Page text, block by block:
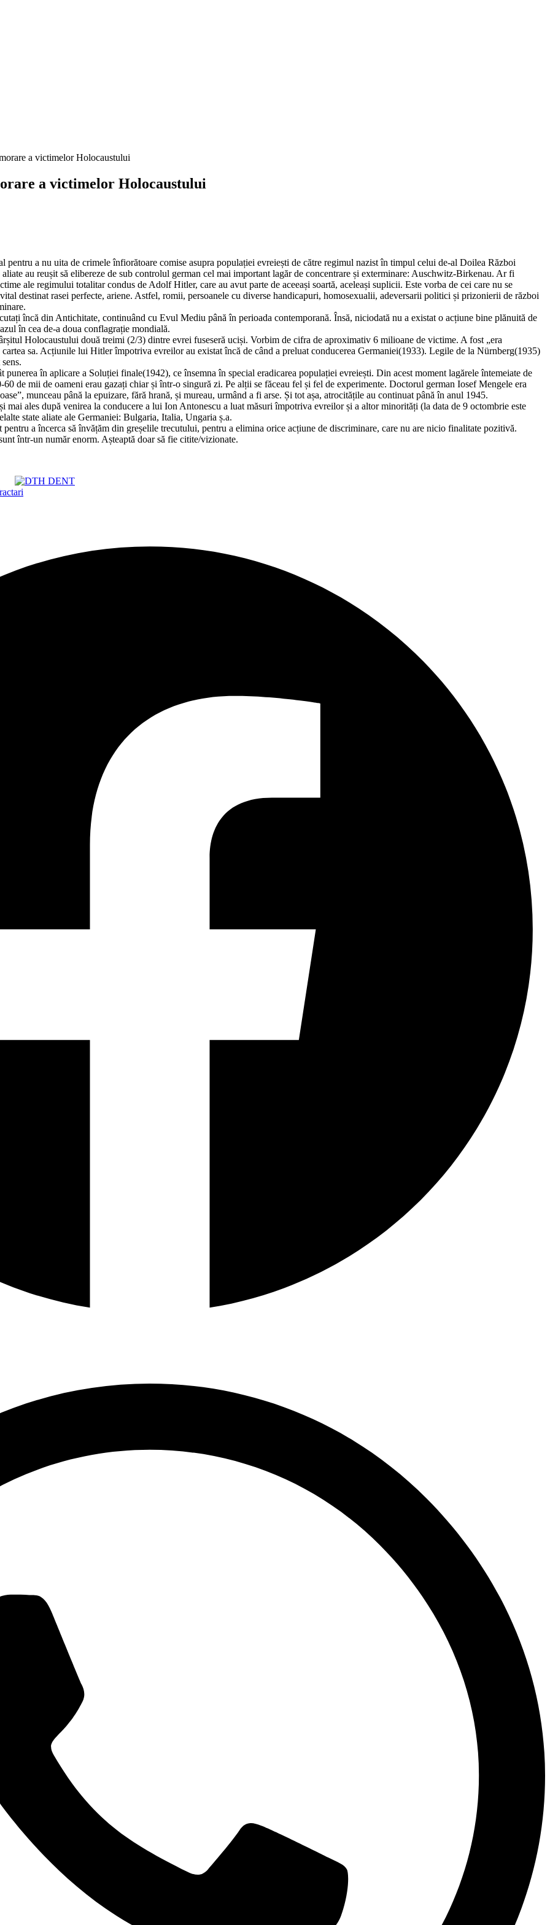
a victimelor Holocaustului
pentru a nu uita de crimele înfiorătoare comise asupra populației evreiești de către regimul nazist în timpul celui de-al Doilea Război
au reușit să elibereze de sub controlul german cel mai important lagăr de concentrare și exterminare: Auschwitz-Birkenau. Ar fi
ale regimului totalitar condus de Adolf Hitler, care au avut parte de aceeași soartă, aceleași suplicii. Este vorba de cei care nu se
destinat rasei perfecte, ariene. Astfel, romii, persoanele cu diverse handicapuri, homosexualii, adeversarii politici și prizonierii de război
încă din Antichitate, continuând cu Evul Mediu până în perioada contemporană. Însă, niciodată nu a existat o acțiune bine plănuită de
în cea de-a doua conflagrație mondială.
Holocaustului două treimi (2/3) dintre evrei fuseseră uciși. Vorbim de cifra de aproximativ 6 milioane de victime. A fost „era
sa. Acțiunile lui Hitler împotriva evreilor au existat încă de când a preluat conducerea Germaniei(1933). Legile de la Nürnberg(1935)
în aplicare a Soluției finale(1942), ce însemna în special eradicarea populației evreiești. Din acest moment lagărele întemeiate de
de mii de oameni erau gazați chiar și într-o singură zi. Pe alții se făceau fel și fel de experimente. Doctorul german Iosef Mengele era
munceau până la epuizare, fără hrană, și mureau, urmând a fi arse. Și tot așa, atrocitățile au continuat până în anul 1945.
mai ales după venirea la conducere a lui Ion Antonescu a luat măsuri împotriva evreilor și a altor minorități (la data de 9 octombrie este
state aliate ale Germaniei: Bulgaria, Italia, Ungaria ș.a.
a încerca să învățăm din greșelile trecutului, pentru a elimina orice acțiune de discriminare, care nu are nicio finalitate pozitivă.
într-un număr enorm. Așteaptă doar să fie citite/vizionate.